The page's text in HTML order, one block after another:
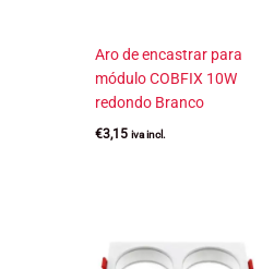
Aro de encastrar para
módulo COBFIX 10W
redondo Branco
€3,15 iva incl.